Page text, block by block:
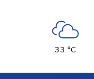
33 °C